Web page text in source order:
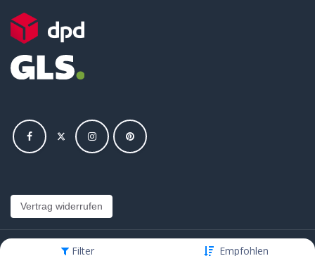
Filter Empfohlen
Vertrag widerrufen
Copyright © Hajus AG - Alle Rechte vorbehalten